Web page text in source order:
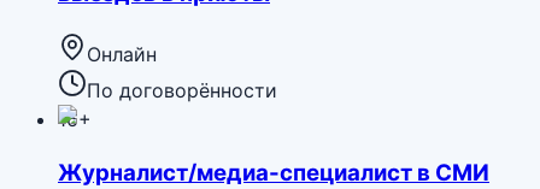
Онлайн
По договорённости
16+
Журналист/медиа-специалист в СМИ